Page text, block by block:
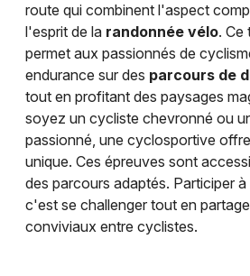
route qui combinent l'aspect
l'esprit de la randonnée vélo. Ce
permet aux passionnés de
endurance sur des parcours de
tout en profitant des paysages
soyez un cycliste chevronné ou
passionné, une cyclosportive
unique. Ces épreuves sont
des parcours adaptés. Participer
c'est se challenger tout en
conviviaux entre cyclistes.